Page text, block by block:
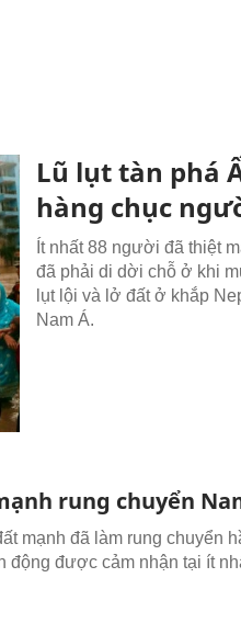
Lũ lụt tàn phá
hàng chục
Ít nhất 88 người đã thiệt
đã phải di dời chỗ ở khi
lụt lội và lở đất ở khắp
Nam Á.
rung chuyển
mạnh đã làm rung chuyển
động được cảm nhận tại ít